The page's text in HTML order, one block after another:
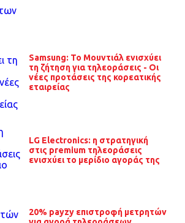
Samsung: Το Μουντιάλ ενισχύει
τη ζήτηση για τηλεοράσεις - Οι
νέες προτάσεις της κορεατικής
εταιρείας
LG Electronics: η στρατηγική
στις premium τηλεοράσεις
ενισχύει το μερίδιο αγοράς της
20% payzy επιστροφή μετρητών